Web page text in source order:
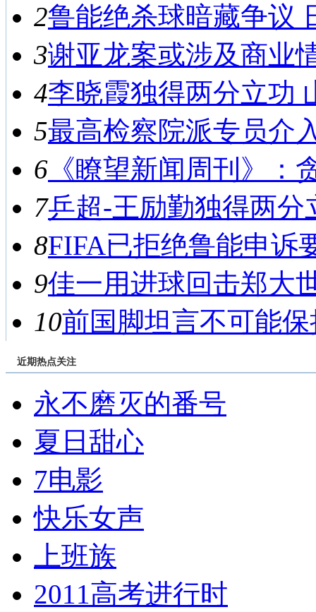
2鲁能绝杀球暗藏争议
3谢亚龙案或涉及商业
4李晓霞独得两分立功
5最高检察院派专员介
6 《瞭望新闻周刊》：
7乒超-王励勤独得两分
8FIFA已拒绝鲁能申诉
9佳一用进球回击郑大
10前国脚坦言不可能
近期热点关注
永不磨灭的番号
夏日甜心
7电影
快乐女声
上班族
2011高考进行时